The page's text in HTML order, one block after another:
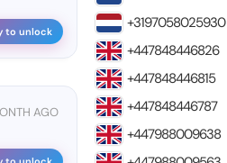
to unlock
AGO
+3197058025930
+447848446826
+447848446815
+447848446787
+447988009638